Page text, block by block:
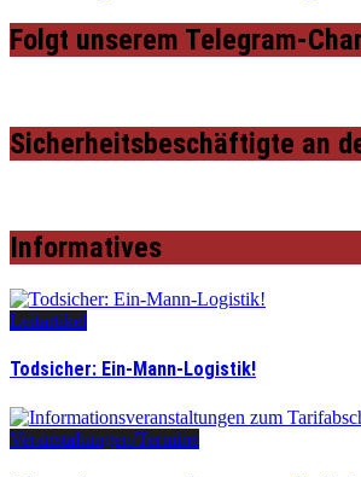
Folgt unserem Telegram-
Sicherheitsbeschäftigte an
Informatives
Leitartikel
Todsicher: Ein-Mann-Logistik!
Veranstaltungen/Termine